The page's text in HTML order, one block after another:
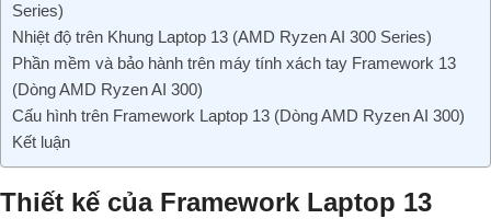
Series)
Nhiệt độ trên Khung Laptop 13 (AMD Ryzen AI 300 Series)
Phần mềm và bảo hành trên máy tính xách tay Framework 13
(Dòng AMD Ryzen AI 300)
Cấu hình trên Framework Laptop 13 (Dòng AMD Ryzen AI 300)
Kết luận
Thiết kế của Framework Laptop 13